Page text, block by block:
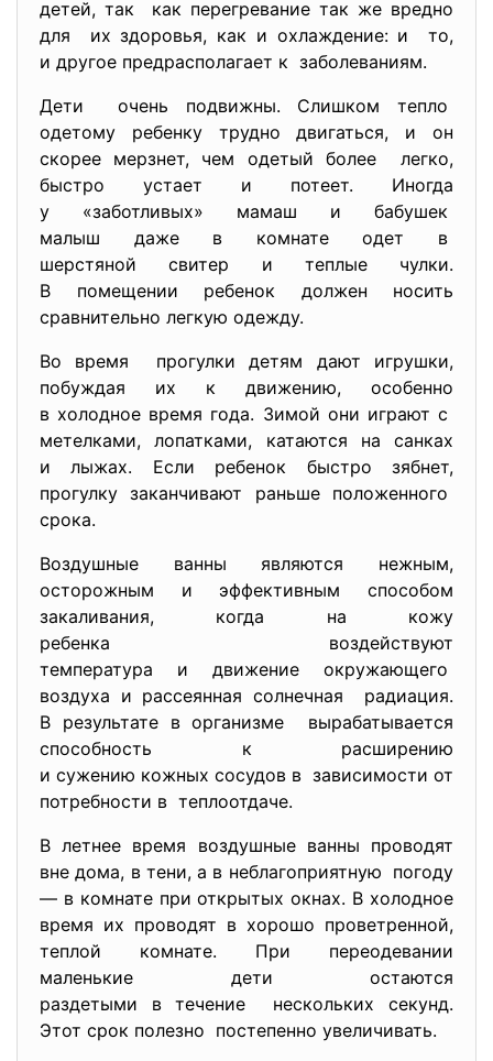
детей, так как перегревание так же вредно
для их здоровья, как и охлаждение: и то,
и другое предрасполагает к заболеваниям.
Дети очень подвижны. Слишком тепло
одетому ребенку трудно двигаться, и он
скорее мерзнет, чем одетый более легко,
быстро устает и потеет. Иногда
у «заботливых» мамаш и бабушек
малыш даже в комнате одет в
шерстяной свитер и теплые чулки.
В помещении ребенок должен носить
сравнительно легкую одежду.
Во время прогулки детям дают игрушки,
побуждая их к движению, особенно
в холодное время года. Зимой они играют с
метелками, лопатками, катаются на санках
и лыжах. Если ребенок быстро зябнет,
прогулку заканчивают раньше положенного
срока.
Воздушные ванны являются нежным,
осторожным и эффективным способом
закаливания, когда на кожу
ребенка воздействуют
температура и движение окружающего
воздуха и рассеянная солнечная радиация.
В результате в организме вырабатывается
способность к расширению
и сужению кожных сосудов в зависимости от
потребности в теплоотдаче.
В летнее время воздушные ванны проводят
вне дома, в тени, а в неблагоприятную погоду
— в комнате при открытых окнах. В холодное
время их проводят в хорошо проветренной,
теплой комнате. При переодевании
маленькие дети остаются
раздетыми в течение нескольких секунд.
Этот срок полезно постепенно увеличивать.